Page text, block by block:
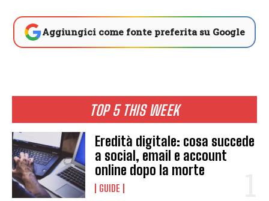
TOP 5 THIS WEEK
Eredità digitale: cosa succede
a social, email e account
online dopo la morte
GUIDE
Aggiungici come fonte preferita su Google